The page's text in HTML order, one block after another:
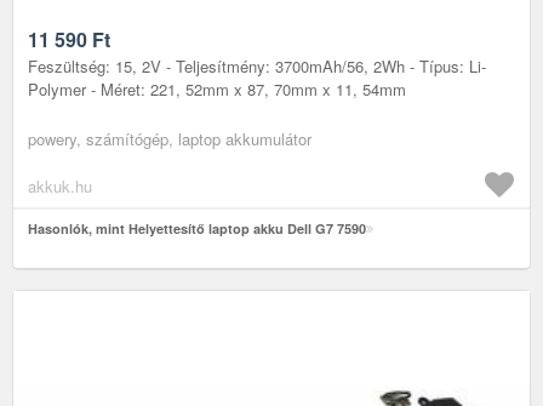
11 590 Ft
Feszültség: 15, 2V - Teljesítmény: 3700mAh/56, 2Wh - Típus: Li-
Polymer - Méret: 221, 52mm x 87, 70mm x 11, 54mm
powery, számítógép, laptop akkumulátor
akkuk.hu
Hasonlók, mint Helyettesítő laptop akku Dell G7 7590